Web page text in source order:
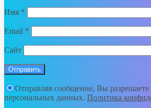
Имя *
Email *
Сайт
Отправляя сообщение, Вы разрешаете
персональных данных. Политика